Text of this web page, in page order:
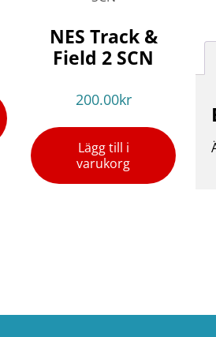
NES Track &
Field 2 SCN
200.00kr
Lägg till i
varukorg